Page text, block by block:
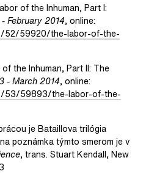
of the Inhuman, Part I:
February 2014, online:
52/59920/the-labor-of-the-
the Inhuman, Part II: The
- March 2014, online:
53/59893/the-labor-of-the-
je Bataillova trilógia
poznámka týmto smerom je v
, trans. Stuart Kendall, New